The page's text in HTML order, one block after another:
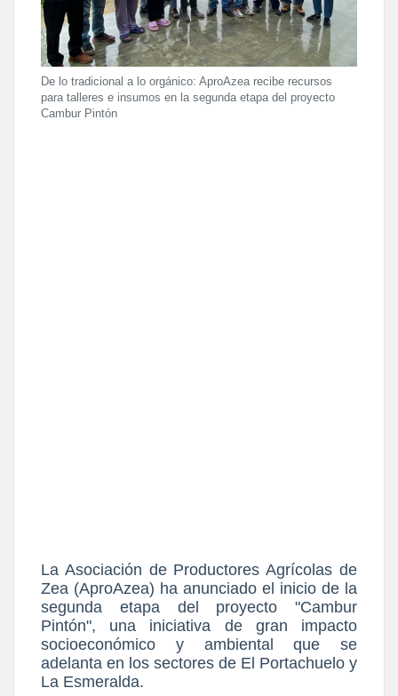
De lo tradicional a lo orgánico: AproAzea recibe recursos
para talleres e insumos en la segunda etapa del proyecto
Cambur Pintón
La Asociación de Productores Agrícolas de
Zea (AproAzea) ha anunciado el inicio de la
segunda etapa del proyecto "Cambur
Pintón", una iniciativa de gran impacto
socioeconómico y ambiental que se
adelanta en los sectores de El Portachuelo y
La Esmeralda.